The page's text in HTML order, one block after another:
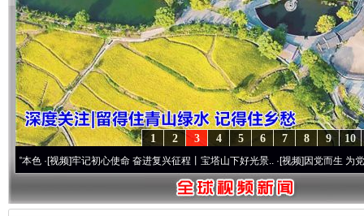
10
9
8
7
6
5
4
3
2
1
频]牢记初心使命 奋进复兴征程丨宝塔山下好光景..·[视频]因党而生 为党而战——